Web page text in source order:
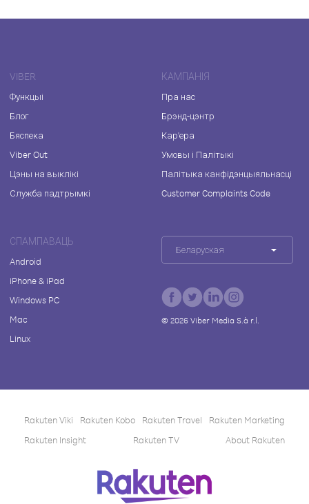
VIBER
Функцыі
Блог
Бяспека
Viber Out
Цэны на выклікі
Служба падтрымкі
КАМПАНІЯ
Пра нас
Брэнд-цэнтр
Кар'ера
Умовы і Палітыкі
Палітыка канфідэнцыяльнасці
Customer Complaints Code
СПАМПАВАЦЬ
Android
iPhone & iPad
Windows PC
Mac
Linux
Беларуская
© 2026Viber Media S.à r.l.
Rakuten Viki Rakuten Kobo Rakuten Travel
Rakuten Marketing
Rakuten Insight
Rakuten TV About Rakuten